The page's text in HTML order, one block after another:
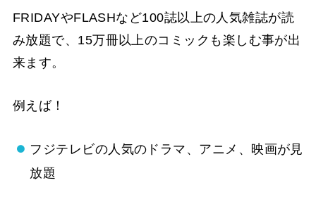
FRIDAYやFLASHなど100誌以上の人気雑誌が読
み放題で、15万冊以上のコミックも楽しむ事が出
来ます。
例えば！
フジテレビの人気のドラマ、アニメ、映画が見
放題